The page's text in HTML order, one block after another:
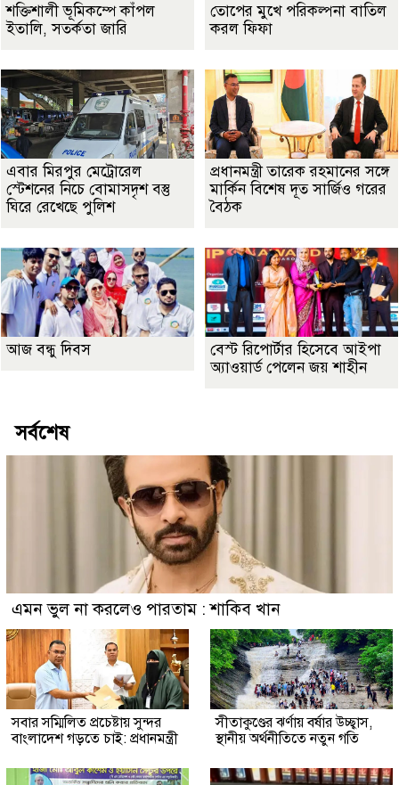
শক্তিশালী ভূমিকম্পে কাঁপল
ইতালি, সতর্কতা জারি
তোপের মুখে পরিকল্পনা বাতিল
করল ফিফা
এবার মিরপুর মেট্রোরেল
স্টেশনের নিচে বোমাসদৃশ বস্তু
ঘিরে রেখেছে পুলিশ
প্রধানমন্ত্রী তারেক রহমানের সঙ্গে
মার্কিন বিশেষ দূত সার্জিও গরের
বৈঠক
আজ বন্ধু দিবস
বেস্ট রিপোর্টার হিসেবে আইপা
অ্যাওয়ার্ড পেলেন জয় শাহীন
সর্বশেষ
এমন ভুল না করলেও পারতাম : শাকিব খান
সবার সম্মিলিত প্রচেষ্টায় সুন্দর
বাংলাদেশ গড়তে চাই: প্রধানমন্ত্রী
সীতাকুণ্ডের ঝর্ণায় বর্ষার উচ্ছ্বাস,
স্থানীয় অর্থনীতিতে নতুন গতি